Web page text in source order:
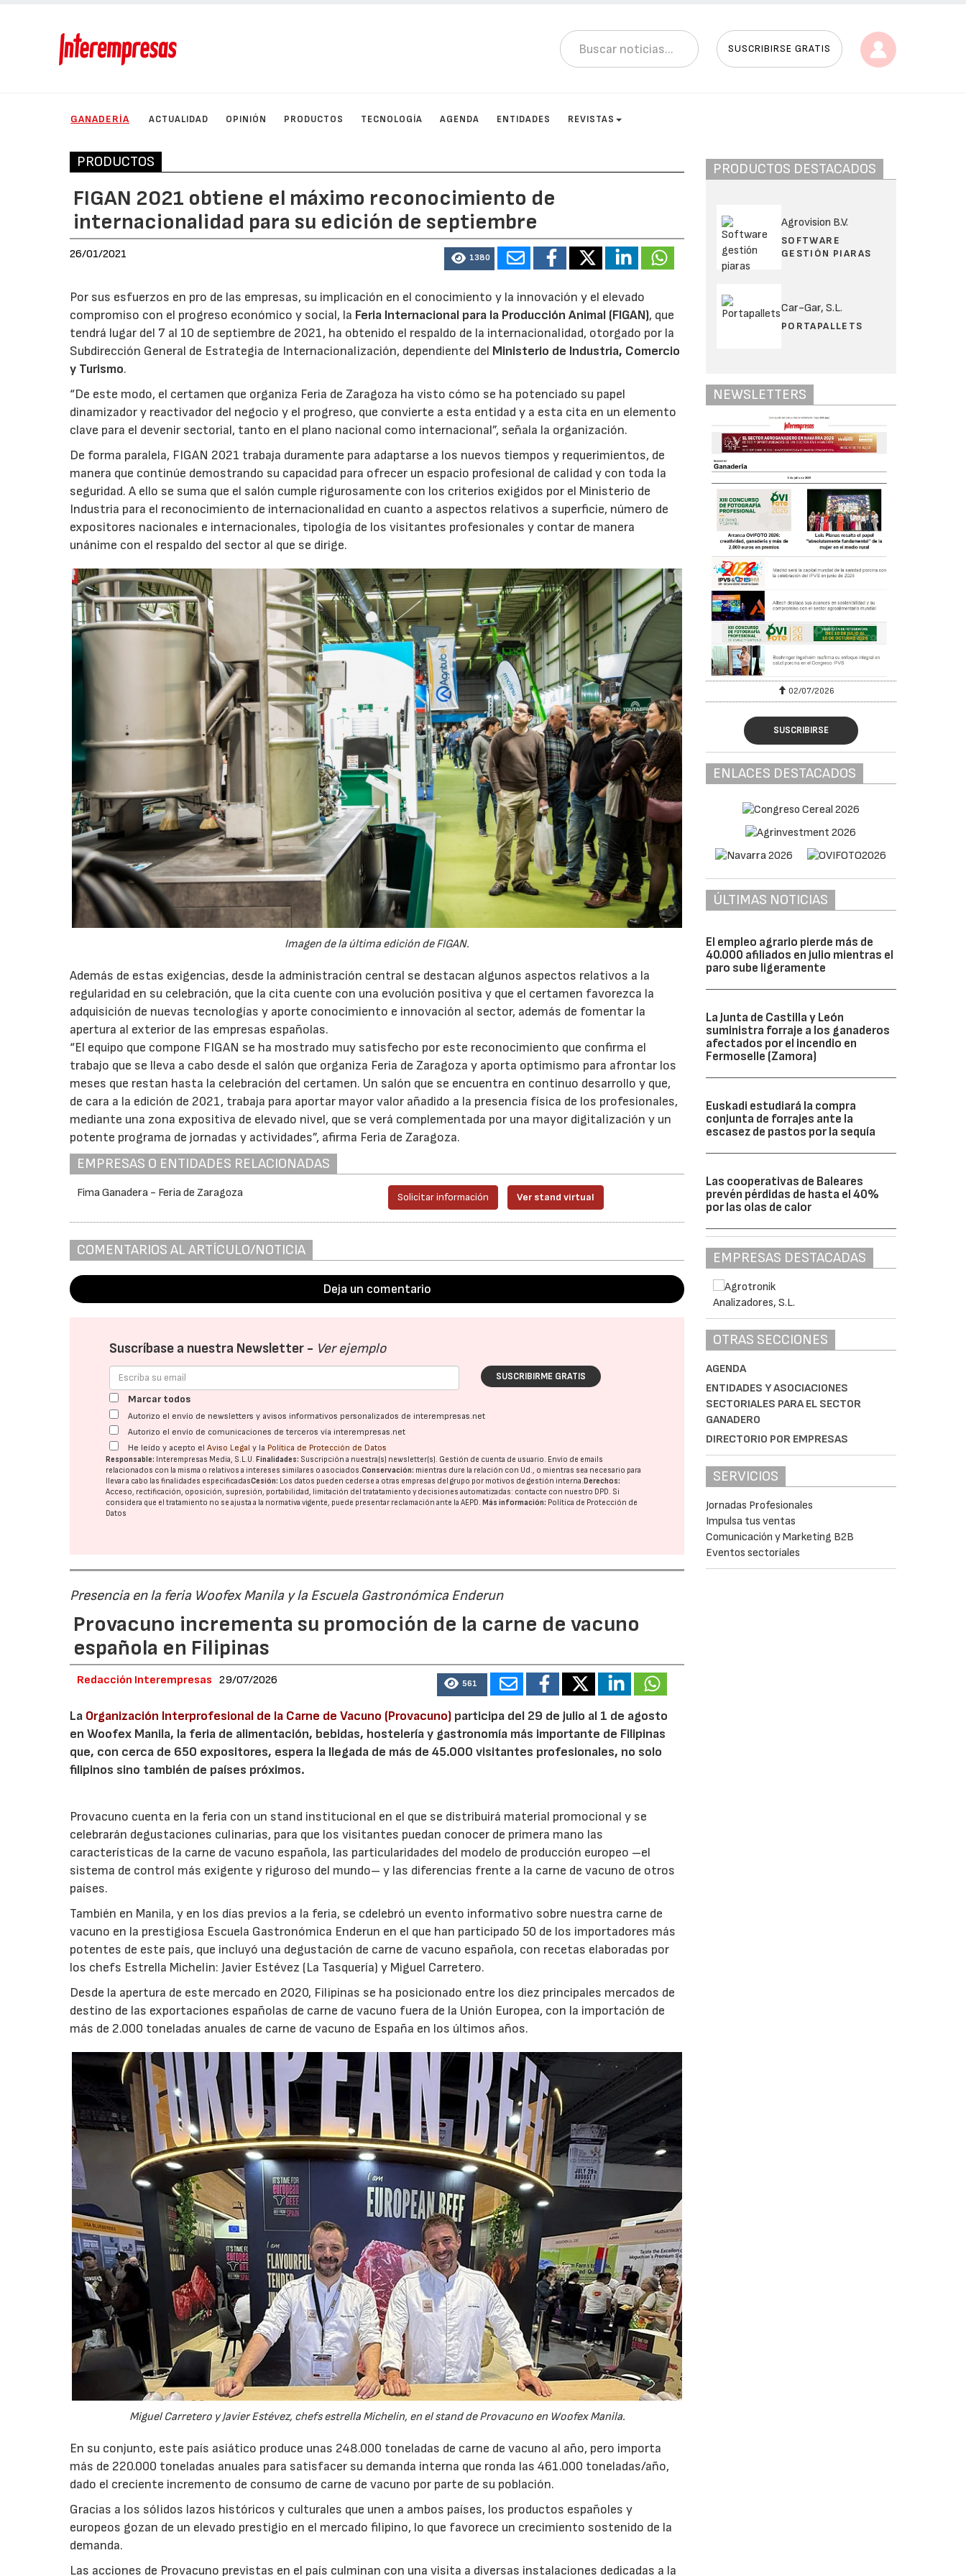
SUSCRIBIRSE GRATIS
GANADERÍA ACTUALIDAD OPINIÓN PRODUCTOS TECNOLOGÍA AGENDA ENTIDADES REVISTAS
PRODUCTOS
FIGAN 2021 obtiene el máximo reconocimiento de
internacionalidad para su edición de septiembre
26/01/2021 1380
Por sus esfuerzos en pro de las empresas, su implicación en el conocimiento y la innovación y el elevado
compromiso con el progreso económico y social, la Feria Internacional para la Producción Animal (FIGAN), que
tendrá lugar del 7 al 10 de septiembre de 2021, ha obtenido el respaldo de la internacionalidad, otorgado por la
Subdirección General de Estrategia de Internacionalización, dependiente del Ministerio de Industria, Comercio
y Turismo.
“De este modo, el certamen que organiza Feria de Zaragoza ha visto cómo se ha potenciado su papel
dinamizador y reactivador del negocio y el progreso, que convierte a esta entidad y a esta cita en un elemento
clave para el devenir sectorial, tanto en el plano nacional como internacional”, señala la organización.
De forma paralela, FIGAN 2021 trabaja duramente para adaptarse a los nuevos tiempos y requerimientos, de
manera que continúe demostrando su capacidad para ofrecer un espacio profesional de calidad y con toda la
seguridad. A ello se suma que el salón cumple rigurosamente con los criterios exigidos por el Ministerio de
Industria para el reconocimiento de internacionalidad en cuanto a aspectos relativos a superficie, número de
expositores nacionales e internacionales, tipología de los visitantes profesionales y contar de manera
unánime con el respaldo del sector al que se dirige.
Imagen de la última edición de FIGAN.
Además de estas exigencias, desde la administración central se destacan algunos aspectos relativos a la
regularidad en su celebración, que la cita cuente con una evolución positiva y que el certamen favorezca la
adquisición de nuevas tecnologías y aporte conocimiento e innovación al sector, además de fomentar la
apertura al exterior de las empresas españolas.
“El equipo que compone FIGAN se ha mostrado muy satisfecho por este reconocimiento que confirma el
trabajo que se lleva a cabo desde el salón que organiza Feria de Zaragoza y aporta optimismo para afrontar los
meses que restan hasta la celebración del certamen. Un salón que se encuentra en continuo desarrollo y que,
de cara a la edición de 2021, trabaja para aportar mayor valor añadido a la presencia física de los profesionales,
mediante una zona expositiva de elevado nivel, que se verá complementada por una mayor digitalización y un
potente programa de jornadas y actividades”, afirma Feria de Zaragoza.
EMPRESAS O ENTIDADES RELACIONADAS
Fima Ganadera - Feria de Zaragoza Solicitar información Ver stand virtual
COMENTARIOS AL ARTÍCULO/NOTICIA
Deja un comentario
Suscríbase a nuestra Newsletter - Ver ejemplo
SUSCRIBIRME GRATIS
Marcar todos
Autorizo el envío de newsletters y avisos informativos personalizados de interempresas.net
Autorizo el envío de comunicaciones de terceros vía interempresas.net
He leído y acepto elAviso Legal y la Política de Protección de Datos
Responsable: Interempresas Media, S.L.U.Finalidades: Suscripción a nuestra(s) newsletter(s). Gestión de cuenta de usuario. Envío de emails
relacionados con la misma o relativos a intereses similares o asociados.Conservación: mientras dure la relación con Ud., o mientras sea necesario para
llevar a cabo las finalidades especificadasCesión: Los datos pueden cederse a otras empresas del grupo por motivos de gestión interna.Derechos:
Acceso, rectificación, oposición, supresión, portabilidad, limitación del tratatamiento y decisiones automatizadas: contacte con nuestro DPD. Si
considera que el tratamiento no se ajusta a la normativa vigente, puede presentar reclamación ante laAEPD.Más información: Política de Protección de
Datos
Presencia en la feria Woofex Manila y la Escuela Gastronómica Enderun
Provacuno incrementa su promoción de la carne de vacuno
española en Filipinas
Redacción Interempresas 29/07/2026 561
La Organización Interprofesional de la Carne de Vacuno (Provacuno) participa del 29 de julio al 1 de agosto
en Woofex Manila, la feria de alimentación, bebidas, hostelería y gastronomía más importante de Filipinas
que, con cerca de 650 expositores, espera la llegada de más de 45.000 visitantes profesionales, no solo
filipinos sino también de países próximos.
Provacuno cuenta en la feria con un stand institucional en el que se distribuirá material promocional y se
celebrarán degustaciones culinarias, para que los visitantes puedan conocer de primera mano las
características de la carne de vacuno española, las particularidades del modelo de producción europeo –el
sistema de control más exigente y riguroso del mundo– y las diferencias frente a la carne de vacuno de otros
países.
También en Manila, y en los días previos a la feria, se cdelebró un evento informativo sobre nuestra carne de
vacuno en la prestigiosa Escuela Gastronómica Enderun en el que han participado 50 de los importadores más
potentes de este país, que incluyó una degustación de carne de vacuno española, con recetas elaboradas por
los chefs Estrella Michelin: Javier Estévez (La Tasquería) y Miguel Carretero.
Desde la apertura de este mercado en 2020, Filipinas se ha posicionado entre los diez principales mercados de
destino de las exportaciones españolas de carne de vacuno fuera de la Unión Europea, con la importación de
más de 2.000 toneladas anuales de carne de vacuno de España en los últimos años.
Miguel Carretero y Javier Estévez, chefs estrella Michelin, en el stand de Provacuno en Woofex Manila.
En su conjunto, este país asiático produce unas 248.000 toneladas de carne de vacuno al año, pero importa
más de 220.000 toneladas anuales para satisfacer su demanda interna que ronda las 461.000 toneladas/año,
dado el creciente incremento de consumo de carne de vacuno por parte de su población.
Gracias a los sólidos lazos históricos y culturales que unen a ambos países, los productos españoles y
europeos gozan de un elevado prestigio en el mercado filipino, lo que favorece un crecimiento sostenido de la
demanda.
Las acciones de Provacuno previstas en el país culminan con una visita a diversas instalaciones dedicadas a la
PRODUCTOS DESTACADOS
Agrovision B.V.
SOFTWARE
GESTIÓN PIARAS
Car-Gar, S.L.
PORTAPALLETS
NEWSLETTERS
02/07/2026 16/07/2026 02/07/2026
SUSCRIBIRSE
ENLACES DESTACADOS
ÚLTIMAS NOTICIAS
El empleo agrario pierde más de
40.000 afiliados en julio mientras el
paro sube ligeramente
La Junta de Castilla y León
suministra forraje a los ganaderos
afectados por el incendio en
Fermoselle (Zamora)
Euskadi estudiará la compra
conjunta de forrajes ante la
escasez de pastos por la sequía
Las cooperativas de Baleares
prevén pérdidas de hasta el 40%
por las olas de calor
EMPRESAS DESTACADAS
OTRAS SECCIONES
AGENDA
ENTIDADES Y ASOCIACIONES
SECTORIALES PARA EL SECTOR
GANADERO
DIRECTORIO POR EMPRESAS
SERVICIOS
Jornadas Profesionales
Impulsa tus ventas
Comunicación y Marketing B2B
Eventos sectoriales